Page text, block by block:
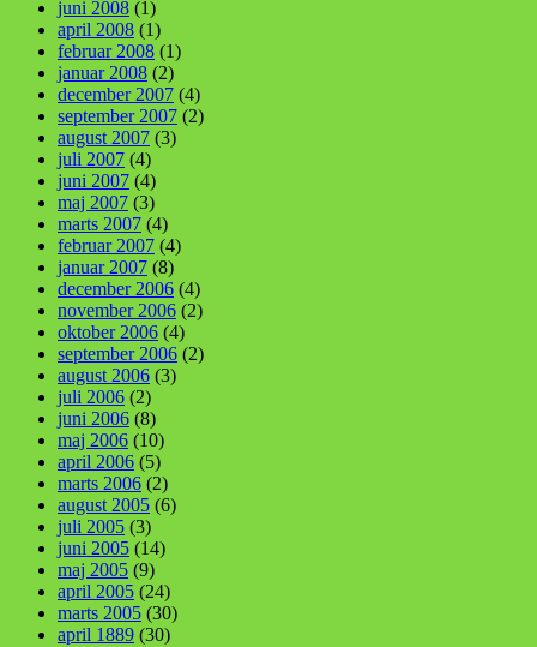
juni 2008 (1)
april 2008 (1)
februar 2008 (1)
januar 2008 (2)
december 2007 (4)
september 2007 (2)
august 2007 (3)
juli 2007 (4)
juni 2007 (4)
maj 2007 (3)
marts 2007 (4)
februar 2007 (4)
januar 2007 (8)
december 2006 (4)
november 2006 (2)
oktober 2006 (4)
september 2006 (2)
august 2006 (3)
juli 2006 (2)
juni 2006 (8)
maj 2006 (10)
april 2006 (5)
marts 2006 (2)
august 2005 (6)
juli 2005 (3)
juni 2005 (14)
maj 2005 (9)
april 2005 (24)
marts 2005 (30)
april 1889 (30)